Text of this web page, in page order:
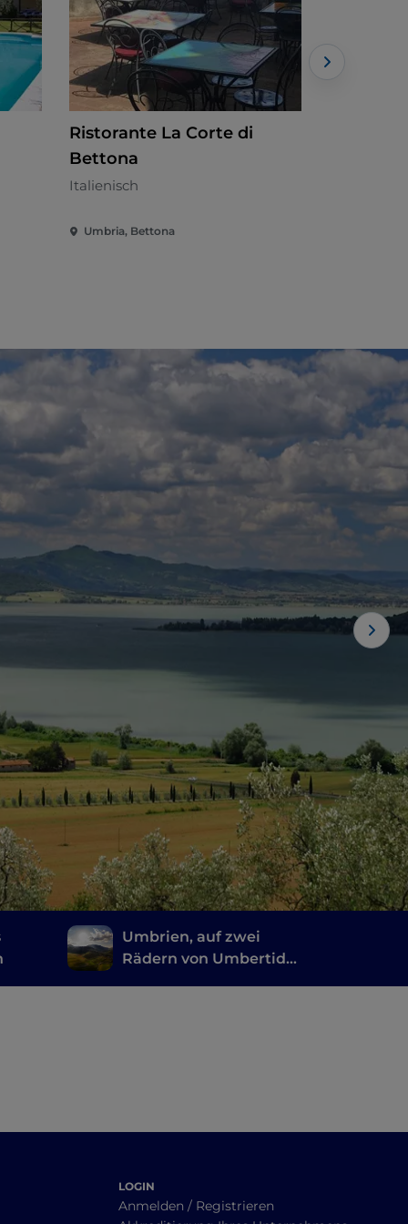
Ristorante La Corte di
Bettona
Italienisch
Umbria, Bettona
Umbrien, auf zwei
Rädern von Umbertide
LOGIN
Anmelden / Registrieren